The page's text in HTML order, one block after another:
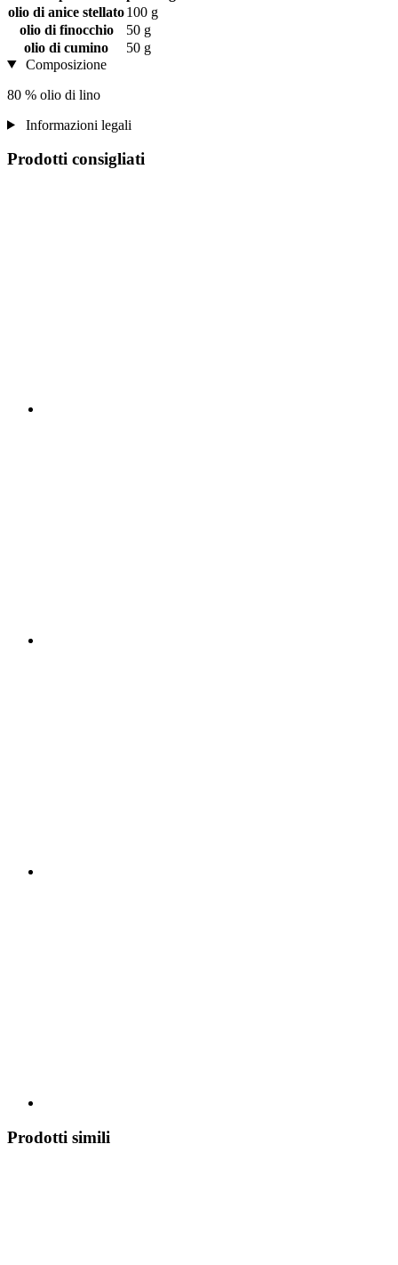
olio di anice stellato100 g
olio di finocchio
50 g
olio di cumino
50 g
Composizione
80 % olio di lino
Informazioni legali
Prodotti consigliati
Prodotti simili